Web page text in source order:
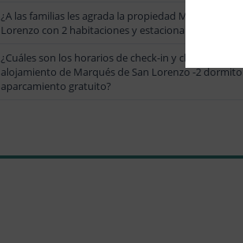
¿A las familias les agrada la propiedad Marqués de
Lorenzo con 2 habitaciones y estacionamiento
¿Cuáles son los horarios de check-in y check-out
alojamiento de Marqués de San Lorenzo -2
aparcamiento gratuito?